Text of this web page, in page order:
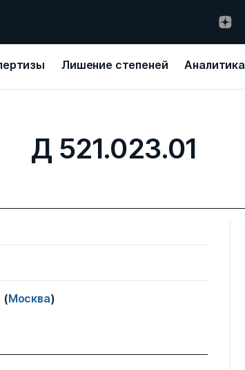
Лишение степеней Аналитика
Д 521.023.01
(Москва)